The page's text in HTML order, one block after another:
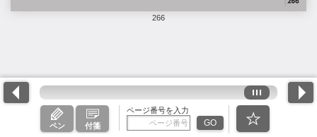
266
ペン 付箋
ページ番号を入力
GO